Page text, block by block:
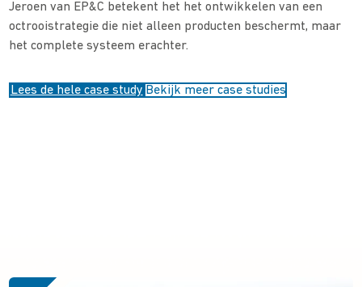
Jeroen van EP&C betekent het het ontwikkelen van een
octrooistrategie die niet alleen producten beschermt, maar
het complete systeem erachter.
Lees de hele case study Bekijk meer case studies